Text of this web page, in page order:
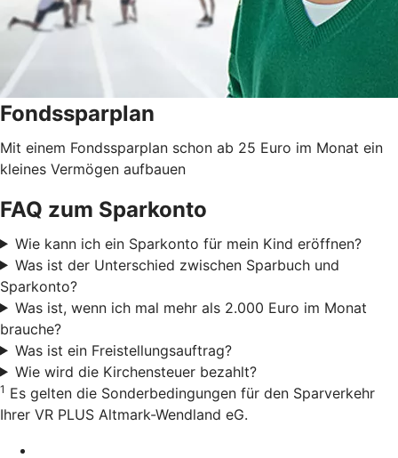
Fondssparplan
Mit einem Fondssparplan schon ab 25 Euro im Monat ein
kleines Vermögen aufbauen
FAQ zum Sparkonto
Wie kann ich ein Sparkonto für mein Kind eröffnen?
Was ist der Unterschied zwischen Sparbuch und
Sparkonto?
Was ist, wenn ich mal mehr als 2.000 Euro im Monat
brauche?
Was ist ein Freistellungsauftrag?
Wie wird die Kirchensteuer bezahlt?
1 Es gelten die Sonderbedingungen für den Sparverkehr
Ihrer VR PLUS Altmark-Wendland eG.